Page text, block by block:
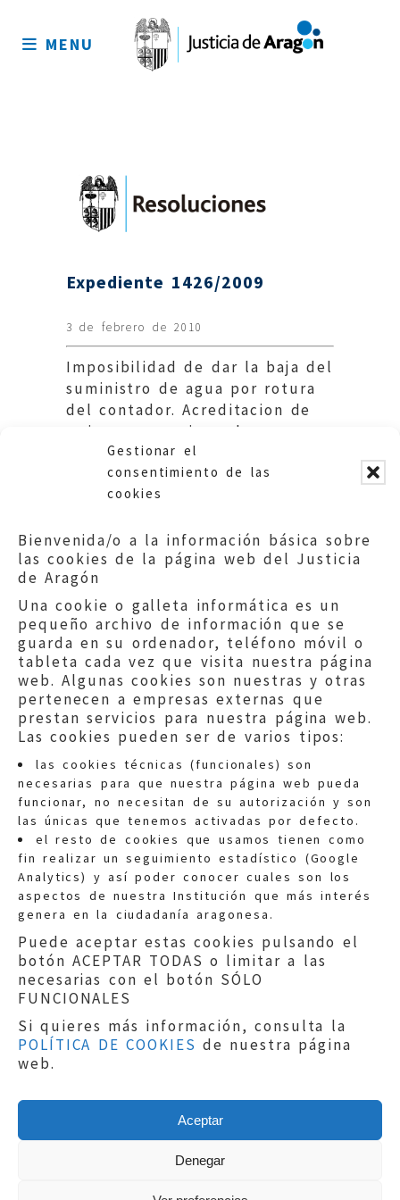
Gestionar el
consentimiento de las
cookies
Bienvenida/o a la información básica sobre
las cookies de la página web del Justicia
de Aragón
Una cookie o galleta informática es un
pequeño archivo de información que se
guarda en su ordenador, teléfono móvil o
tableta cada vez que visita nuestra página
web. Algunas cookies son nuestras y otras
pertenecen a empresas externas que
prestan servicios para nuestra página web.
Las cookies pueden ser de varios tipos:
las cookies técnicas (funcionales) son
necesarias para que nuestra página web pueda
funcionar, no necesitan de su autorización y son
las únicas que tenemos activadas por defecto.
el resto de cookies que usamos tienen como
fin realizar un seguimiento estadístico (Google
Analytics) y así poder conocer cuales son los
aspectos de nuestra Institución que más interés
genera en la ciudadanía aragonesa.
Puede aceptar estas cookies pulsando el
botón ACEPTAR TODAS o limitar a las
necesarias con el botón SÓLO
FUNCIONALES
Si quieres más información, consulta la
POLÍTICA DE COOKIES de nuestra página
web.
Aceptar
Denegar
sitio
MENU
Expediente 1426/2009
3 de febrero de 2010
Imposibilidad de dar la baja del
suministro de agua por rotura
del contador. Acreditacion de
quien es usuario real.
Ayuntamiento de Zaragoza.
Quejas:quejas@eljusticiadearagon.es
Información general:
informacion@eljusticiadearagon.es
Teléfonos:900 210 210/
Aviso legal|Política de privacidad|
Protección de Datos
Política de cookies
Copyright © 2019El Justicia de Aragón|
Sephor Consulting